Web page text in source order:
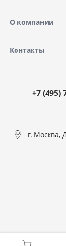
О компании
Контакты
+7 (495)
г. Москва,
©